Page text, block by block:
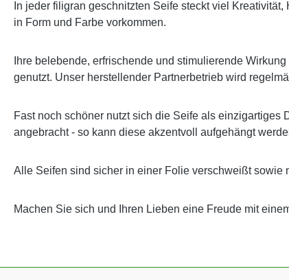
In jeder filigran geschnitzten Seife steckt viel
in Form und Farbe vorkommen.
Ihre belebende, erfrischende und stimulierende
genutzt. Unser herstellender Partnerbetrieb wird
Fast noch schöner nutzt sich die Seife als einzigartiges
angebracht - so kann diese akzentvoll aufgehängt
Alle Seifen sind sicher in einer Folie verschweißt sowie
Machen Sie sich und Ihren Lieben eine Freude mit